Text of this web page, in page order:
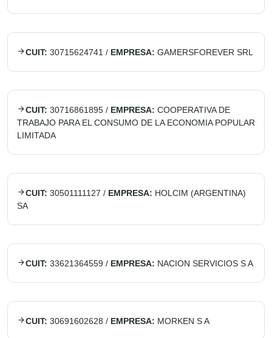
CUIT: 30715624741 / EMPRESA: GAMERSFOREVER SRL
CUIT: 30716861895 / EMPRESA: COOPERATIVA DE
TRABAJO PARA EL CONSUMO DE LA ECONOMIA POPULAR
LIMITADA
CUIT: 30501111127 / EMPRESA: HOLCIM (ARGENTINA)
SA
CUIT: 33621364559 / EMPRESA: NACION SERVICIOS S A
CUIT: 30691602628 / EMPRESA: MORKEN S A